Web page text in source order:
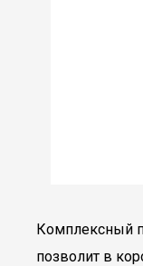
Комплексный
позволит в